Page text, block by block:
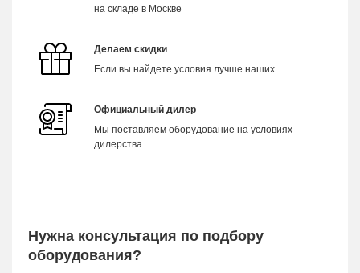
на складе в Москве
Делаем скидки
Если вы найдете условия лучше наших
Официальный дилер
Мы поставляем оборудование на условиях
дилерства
Нужна консультация по подбору
оборудования?